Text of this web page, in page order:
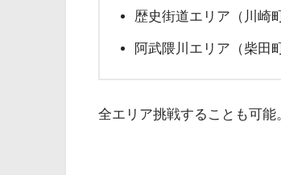
歴史街道エリア（川崎
阿武隈川エリア（柴田
全エリア挑戦することも可能